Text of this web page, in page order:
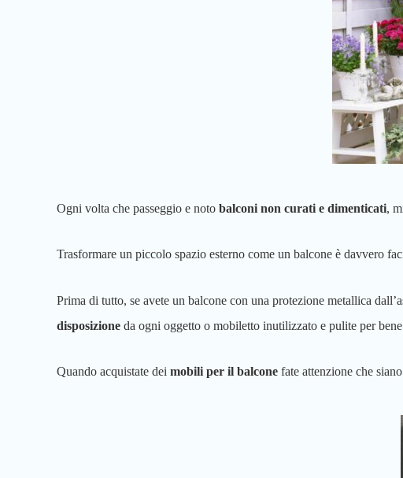
Ogni volta che passeggio e noto balconi non curati e dimenticati,
Trasformare un piccolo spazio esterno come un balcone è davvero
Prima di tutto, se avete un balcone con una protezione metallica
disposizione da ogni oggetto o mobiletto inutilizzato e pulite per
Quando acquistate dei mobili per il balcone fate attenzione che